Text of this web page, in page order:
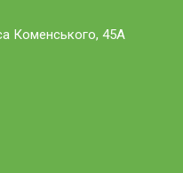
Коменського, 45А